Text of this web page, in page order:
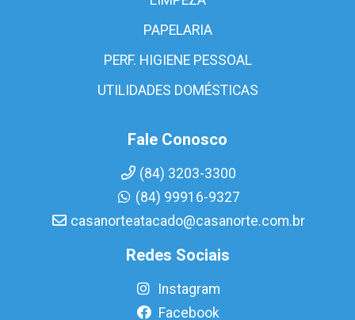
PAPELARIA
PERF. HIGIENE PESSOAL
UTILIDADES DOMÉSTICAS
Fale Conosco
(84) 3203-3300
(84) 99916-9327
casanorteatacado@casanorte.com.br
Redes Sociais
Instagram
Facebook